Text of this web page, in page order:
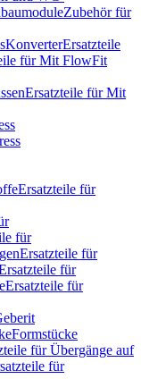
Zubehör für
KonverterErsatzteile
für Mit FlowFit
Ersatzteile für Mit
Ersatzteile für
für
Ersatzteile für
für
Ersatzteile für
Formstücke
für Übergänge auf
für